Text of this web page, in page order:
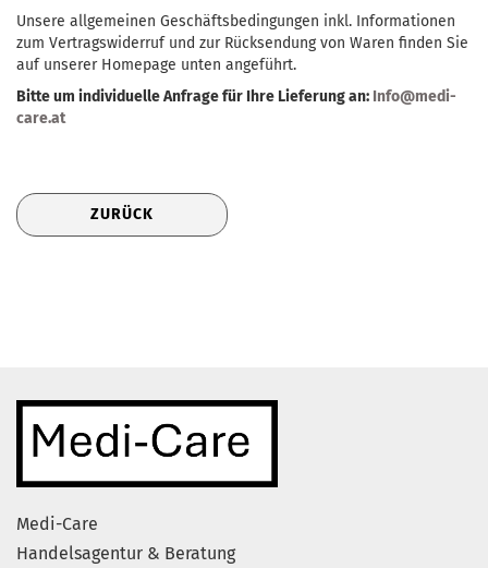
Unsere allgemeinen Geschäftsbedingungen inkl. Informationen
zum Vertragswiderruf und zur Rücksendung von Waren finden Sie
auf unserer Homepage unten angeführt.
Bitte um individuelle Anfrage für Ihre Lieferung an: Info@medi-
care.at
ZURÜCK
Medi-Care
Handelsagentur & Beratung